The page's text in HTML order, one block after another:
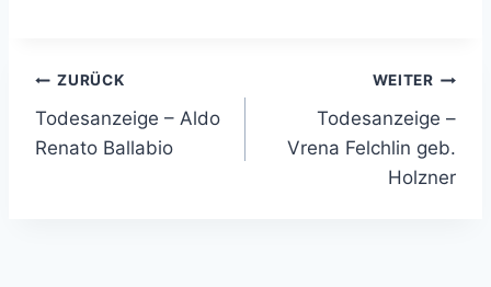
Beitragsnavigation
ZURÜCK
Todesanzeige – Aldo
Renato Ballabio
WEITER
Todesanzeige –
Vrena Felchlin geb.
Holzner